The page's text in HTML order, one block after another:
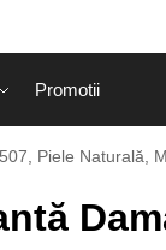
Promotii
Piele Naturală,